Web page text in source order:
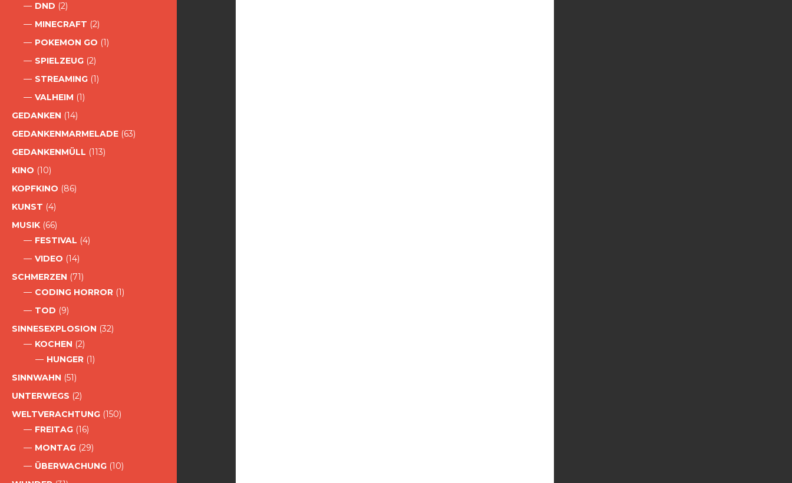
DND (2)
MINECRAFT (2)
POKEMON GO (1)
SPIELZEUG (2)
STREAMING (1)
VALHEIM (1)
GEDANKEN (14)
GEDANKENMARMELADE (63)
GEDANKENMÜLL (113)
KINO (10)
KOPFKINO (86)
KUNST (4)
MUSIK (66)
FESTIVAL (4)
VIDEO (14)
SCHMERZEN (71)
CODING HORROR (1)
TOD (9)
SINNESEXPLOSION (32)
KOCHEN (2)
HUNGER (1)
SINNWAHN (51)
UNTERWEGS (2)
WELTVERACHTUNG (150)
FREITAG (16)
MONTAG (29)
ÜBERWACHUNG (10)